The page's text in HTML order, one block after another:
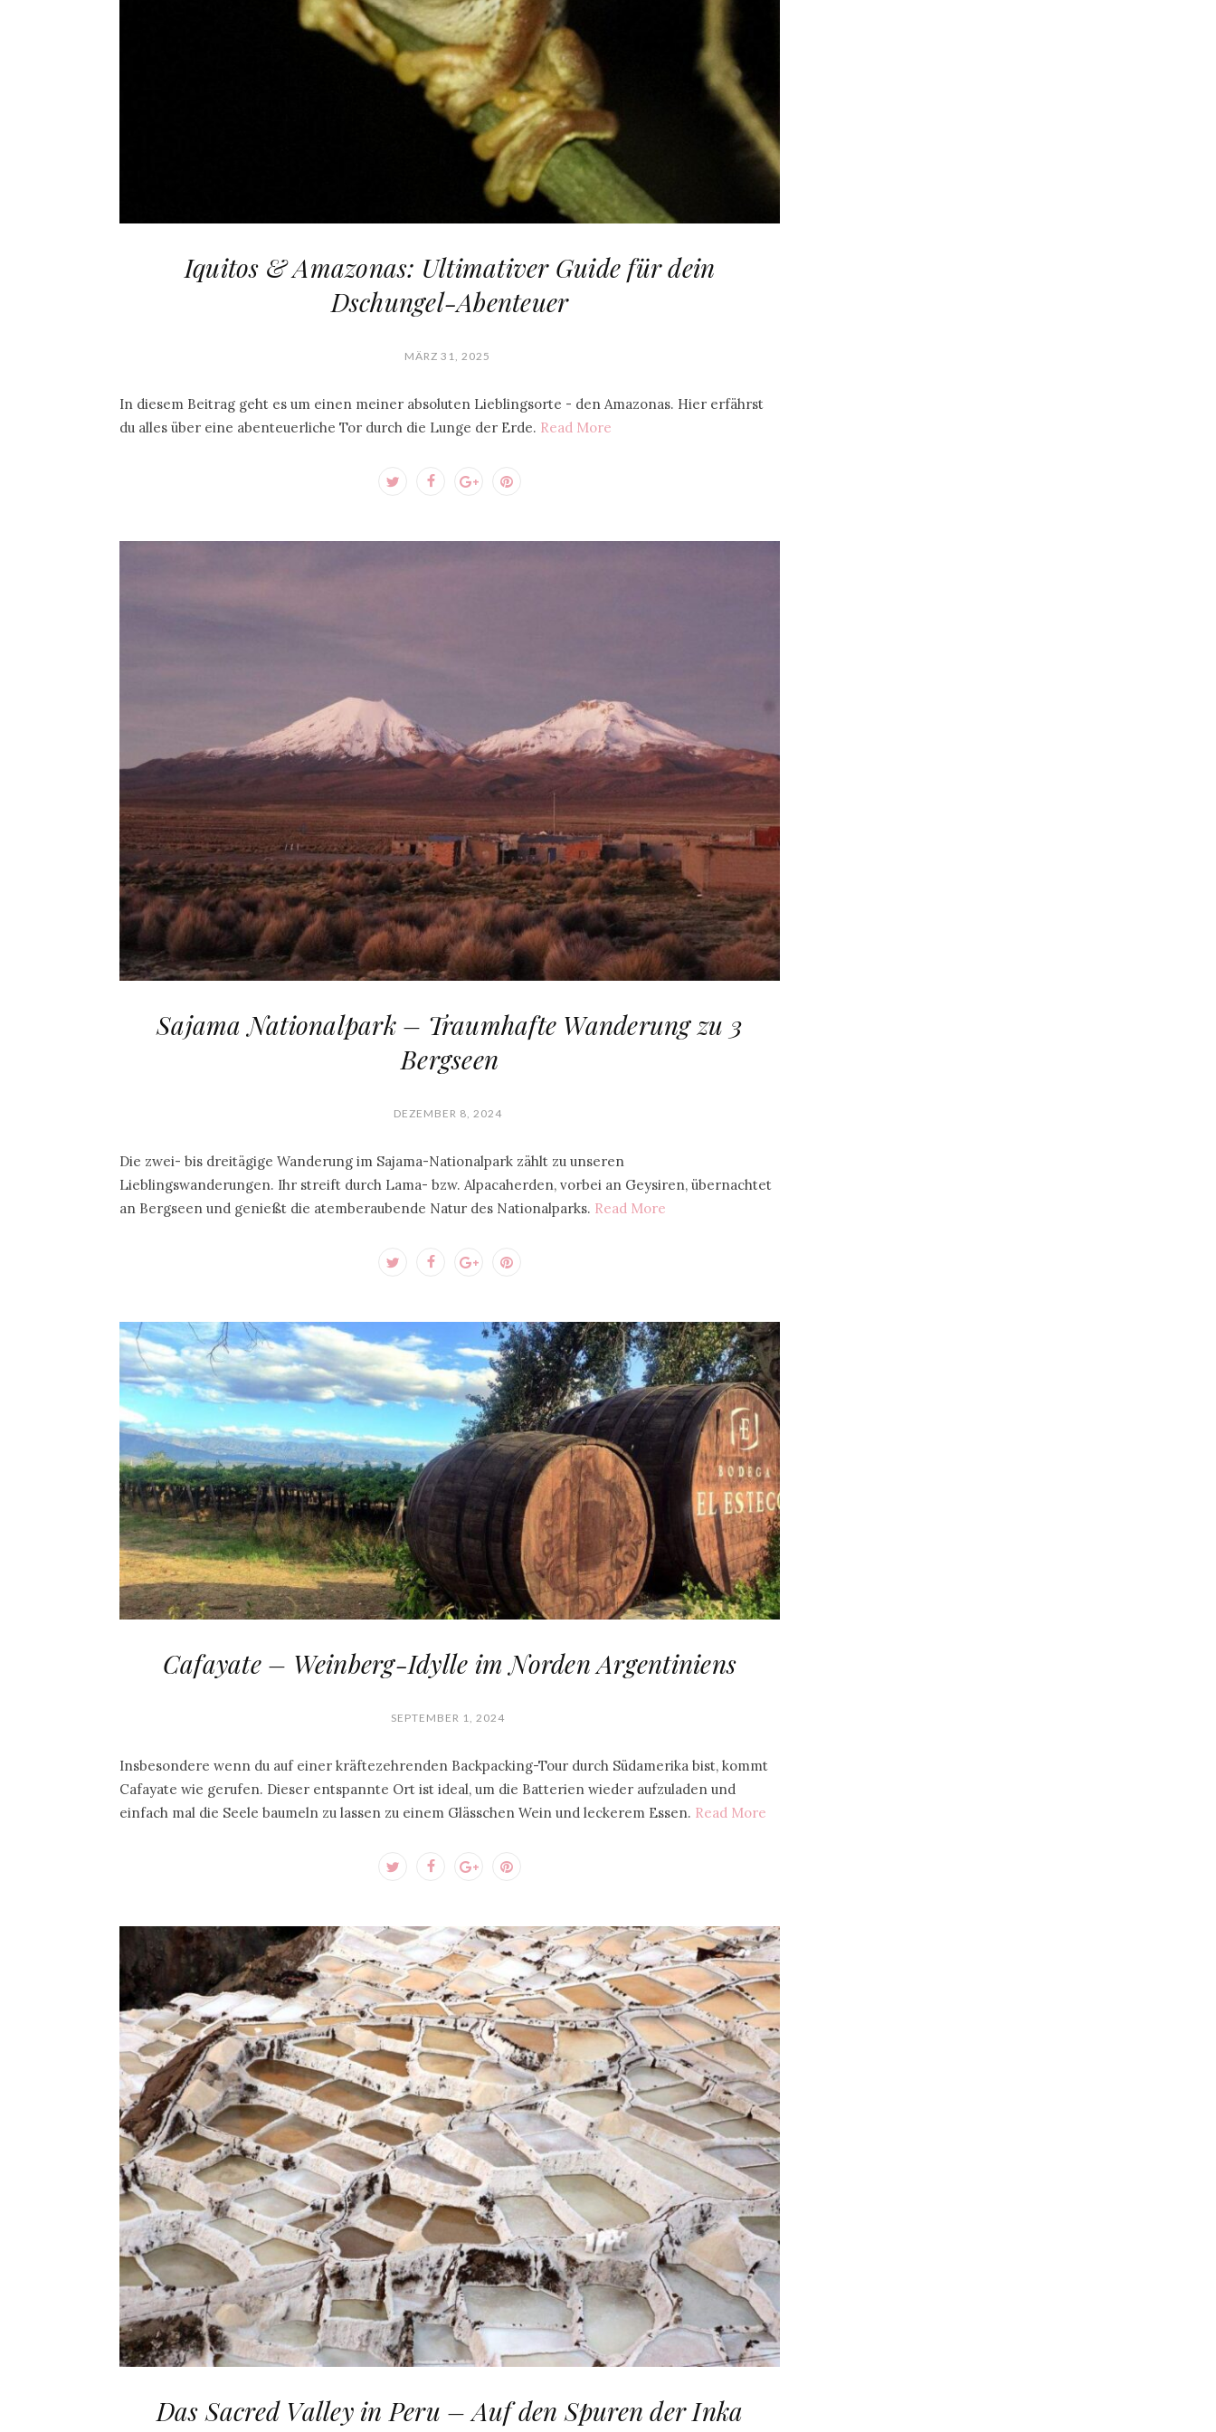
Iquitos & Amazonas: Ultimativer Guide für dein
Dschungel-Abenteuer
MÄRZ 31, 2025
In diesem Beitrag geht es um einen meiner absoluten Lieblingsorte - den Amazonas. Hier erfährst
du alles über eine abenteuerliche Tor durch die Lunge der Erde. Read More
Sajama Nationalpark – Traumhafte Wanderung zu 3
Bergseen
DEZEMBER 8, 2024
Die zwei- bis dreitägige Wanderung im Sajama-Nationalpark zählt zu unseren
Lieblingswanderungen. Ihr streift durch Lama- bzw. Alpacaherden, vorbei an Geysiren, übernachtet
an Bergseen und genießt die atemberaubende Natur des Nationalparks. Read More
Cafayate – Weinberg-Idylle im Norden Argentiniens
SEPTEMBER 1, 2024
Insbesondere wenn du auf einer kräftezehrenden Backpacking-Tour durch Südamerika bist, kommt
Cafayate wie gerufen. Dieser entspannte Ort ist ideal, um die Batterien wieder aufzuladen und
einfach mal die Seele baumeln zu lassen zu einem Glässchen Wein und leckerem Essen. Read More
Das Sacred Valley in Peru – Auf den Spuren der Inka